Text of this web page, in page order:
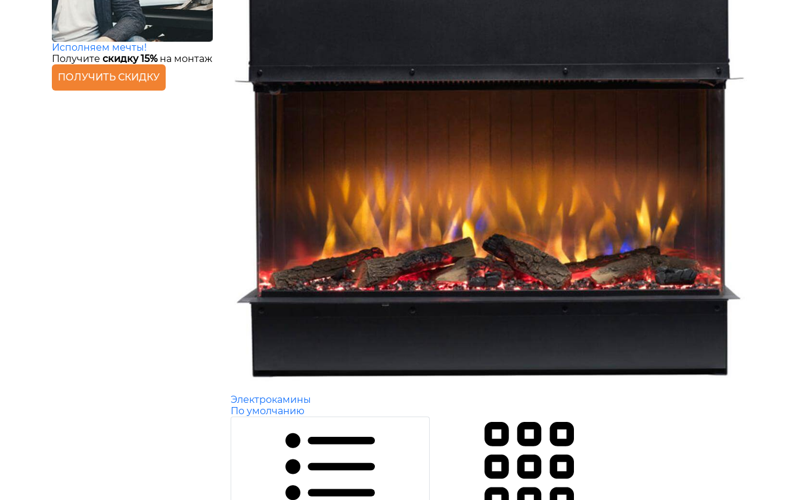
Исполняем мечты!
Получите скидку 15%на монтаж
ПОЛУЧИТЬ СКИДКУ
Электрокамины
По умолчанию